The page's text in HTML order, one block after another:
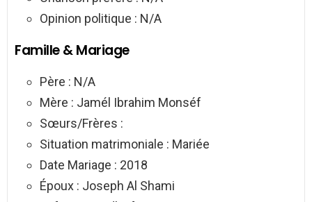
Opinion politique : N/A
Famille & Mariage
Père : N/A
Mère : Jamél Ibrahim Monséf
Sœurs/Frères :
Situation matrimoniale : Mariée
Date Mariage : 2018
Époux : Joseph Al Shami